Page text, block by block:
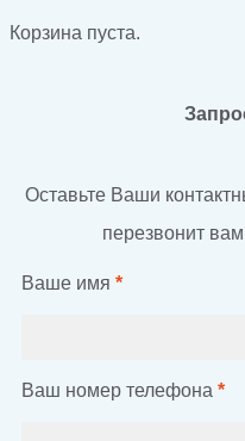
Корзина пуста.
Оставьте Ваши
перезвонит
Ваше имя *
Ваш номер телефона *